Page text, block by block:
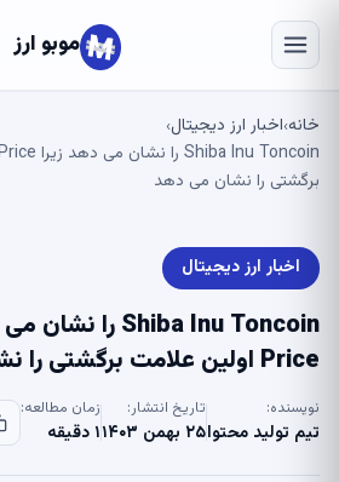
موبو ارز
خانه›اخبار ارز دیجیتال›
برگشتی را نشان می دهد
اخبار ارز دیجیتال
Price اولین علامت برگشتی را نشان می دهد
نویسنده:
تیم تولید محتوا
تاریخ انتشار:
۲۵ بهمن ۱۴۰۳
زمان مطالعه:
۱ دقیقه